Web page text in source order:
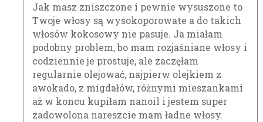
Jak masz zniszczone i pewnie wysuszone to
Twoje włosy są wysokoporowate a do takich
włosów kokosowy nie pasuje. Ja miałam
podobny problem, bo mam rozjaśniane włosy i
codziennie je prostuje, ale zaczęłam
regularnie olejować, najpierw olejkiem z
awokado, z migdałów, różnymi mieszankami
aż w koncu kupiłam nanoil i jestem super
zadowolona nareszcie mam ładne włosy.